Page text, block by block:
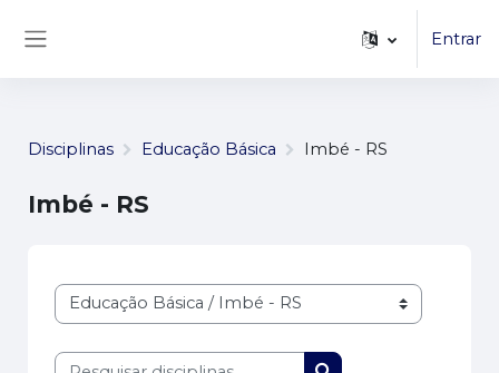
Ir para o conteúdo principal
Entrar
Disciplinas Educação Básica Imbé - RS
Imbé - RS
Categorias de disciplinas
Pesquisar disciplinas